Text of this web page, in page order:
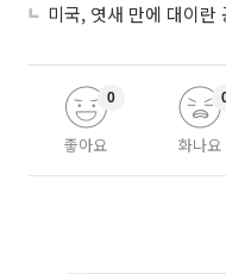
미국, 엿새 만에 대이
좋아요
0
화나요